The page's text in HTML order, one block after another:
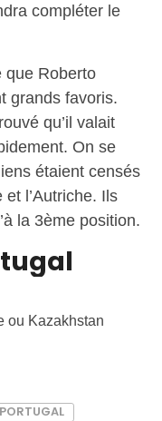
compléter le
que Roberto
grands favoris.
qu’il valait
On se
étaient censés
l’Autriche. Ils
la 3ème position.
ou Kazakhstan
PORTUGAL